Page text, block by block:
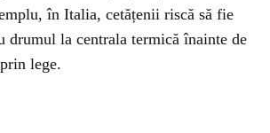
în Italia, cetățenii riscă să fie
drumul la centrala termică înainte de
lege.